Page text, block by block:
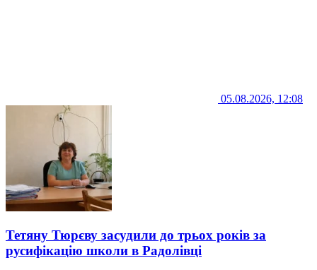
05.08.2026, 12:08
Тетяну Тюрєву засудили до трьох років за
русифікацію школи в Радолівці